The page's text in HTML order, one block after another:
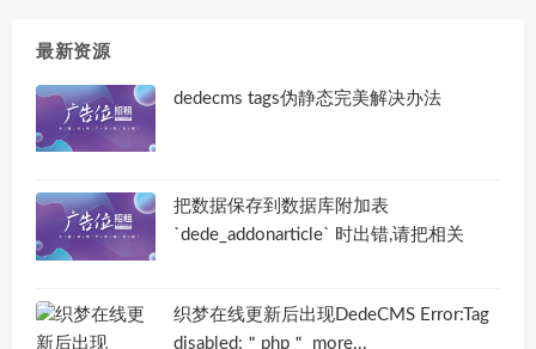
最新资源
dedecms tags伪静态完美解决办法
把数据保存到数据库附加表
`dede_addonarticle` 时出错,请把相关
织梦在线更新后出现DedeCMS Error:Tag
disabled:＂php＂ more...